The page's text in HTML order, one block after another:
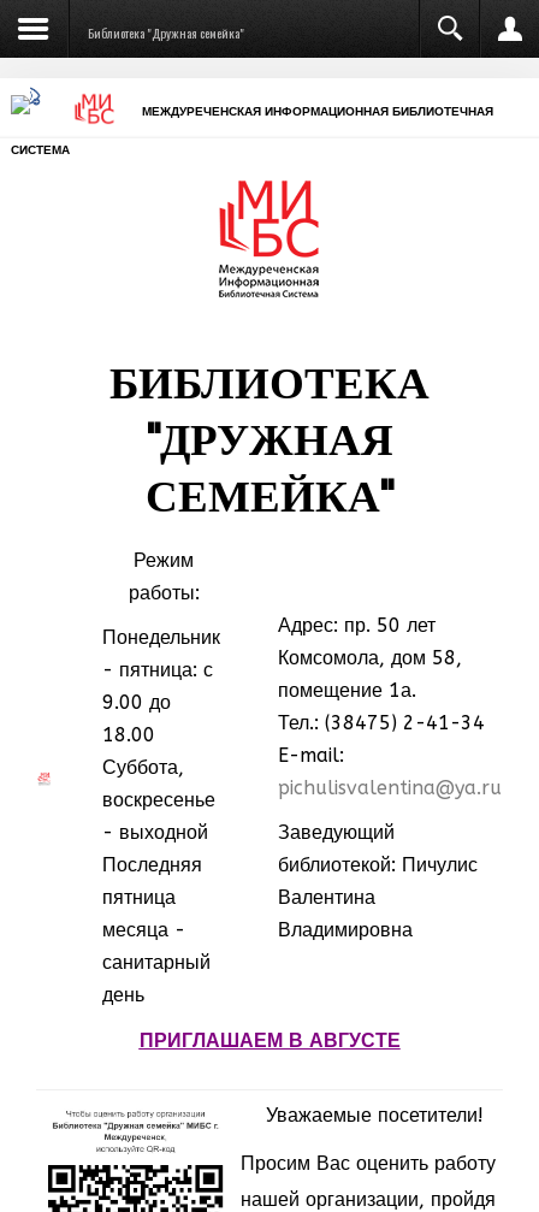
Библиотека "Дружная семейка"
МЕЖДУРЕЧЕНСКАЯ ИНФОРМАЦИОННАЯ БИБЛИОТЕЧНАЯ
СИСТЕМА
БИБЛИОТЕКА
"ДРУЖНАЯ
СЕМЕЙКА"
Режим
работы:
Понедельник
- пятница: с
9.00 до
18.00
Суббота,
воскресенье
- выходной
Последняя
пятница
месяца -
санитарный
день
Адрес: пр. 50 лет
Комсомола, дом 58,
помещение 1а.
Тел.: (38475) 2-41-34
E-mail:
pichulisvalentina@ya.ru
Заведующий
библиотекой: Пичулис
Валентина
Владимировна
ПРИГЛАШАЕМ В АВГУСТЕ
Уважаемые посетители!
Просим Вас оценить работу
нашей организации, пройдя